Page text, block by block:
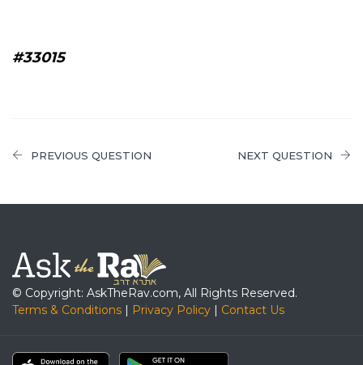
#33015
PREVIOUS QUESTION NEXT QUESTION
© Copyright: AskTheRav.com, All Rights Reserved.
Terms & Conditions
Privacy Policy Contact Us